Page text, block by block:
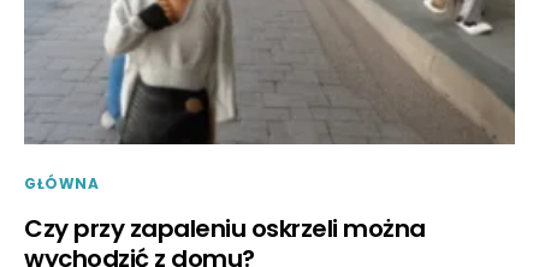
GŁÓWNA
Czy przy zapaleniu oskrzeli można
wychodzić z domu?